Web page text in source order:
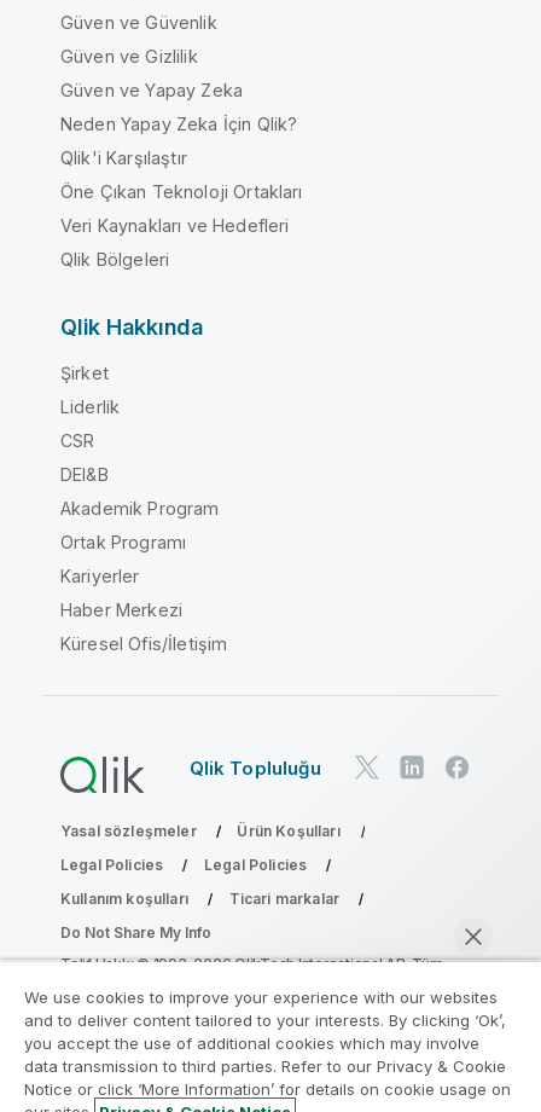
Güven ve Güvenlik
Güven ve Gizlilik
Güven ve Yapay Zeka
Neden Yapay Zeka İçin Qlik?
Qlik'i Karşılaştır
Öne Çıkan Teknoloji Ortakları
Veri Kaynakları ve Hedefleri
Qlik Bölgeleri
Qlik Hakkında
Şirket
Liderlik
CSR
DEI&B
Akademik Program
Ortak Programı
Kariyerler
Haber Merkezi
Küresel Ofis/İletişim
Qlik Topluluğu
Yasal sözleşmeler
Ürün Koşulları
Legal Policies
Legal Policies
Kullanım koşulları
Ticari markalar
Do Not Share My Info
Telif Hakkı © 1993-2026 QlikTech International AB. Tüm
Analiz Modernleştirme Programına katılın
We use cookies to improve your experience with our websites
and to deliver content tailored to your interests. By clicking ‘Ok’,
you accept the use of additional cookies which may involve
data transmission to third parties. Refer to our Privacy & Cookie
Notice or click ‘More Information’ for details on cookie usage on